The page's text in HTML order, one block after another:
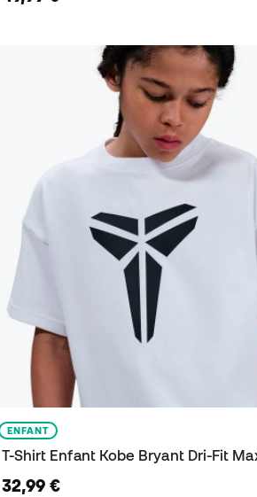
ENFANT
T-Shirt Enfant Kobe Bryant Dri-Fit
32,99 €